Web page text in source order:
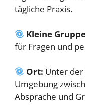
tägliche Praxis.
Kleine
für Fragen und
Ort: Unter der
Umgebung
Absprache und